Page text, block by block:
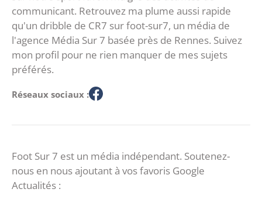
communicant. Retrouvez ma plume aussi rapide
qu'un dribble de CR7 sur foot-sur7, un média de
l'agence Média Sur 7 basée près de Rennes. Suivez
mon profil pour ne rien manquer de mes sujets
préférés.
Réseaux sociaux :
Foot Sur 7 est un média indépendant. Soutenez-
nous en nous ajoutant à vos favoris Google
Actualités :